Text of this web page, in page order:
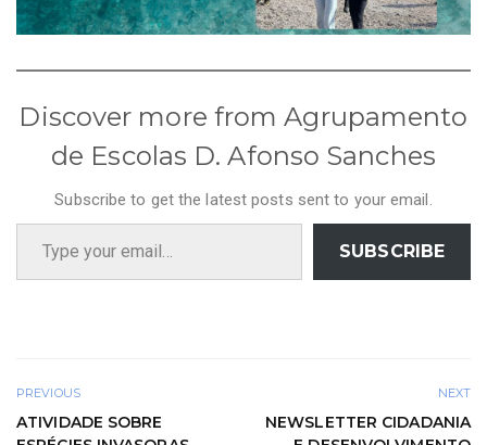
Discover more from Agrupamento
de Escolas D. Afonso Sanches
Subscribe to get the latest posts sent to your email.
Type your email…
SUBSCRIBE
PREVIOUS
ATIVIDADE SOBRE
NEXT
NEWSLETTER CIDADANIA